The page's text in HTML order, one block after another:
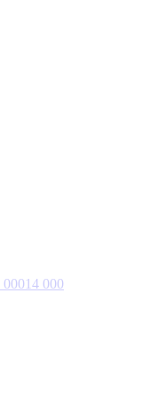
00014 000